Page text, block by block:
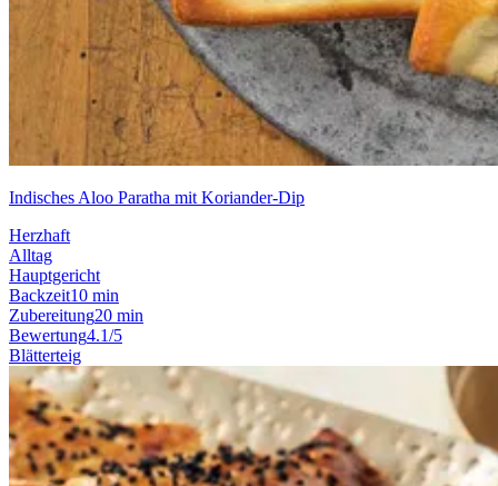
Indisches Aloo Paratha mit Koriander-Dip
Herzhaft
Alltag
Hauptgericht
Backzeit10 min
Zubereitung20 min
Bewertung4.1/5
Blätterteig